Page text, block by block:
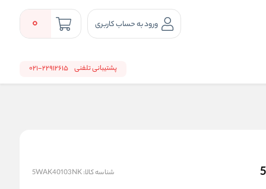
ورود به حساب کاربری 0
پشتیبانی تلفنی 22912615-021
شناسه کالا:5WAK40103NK